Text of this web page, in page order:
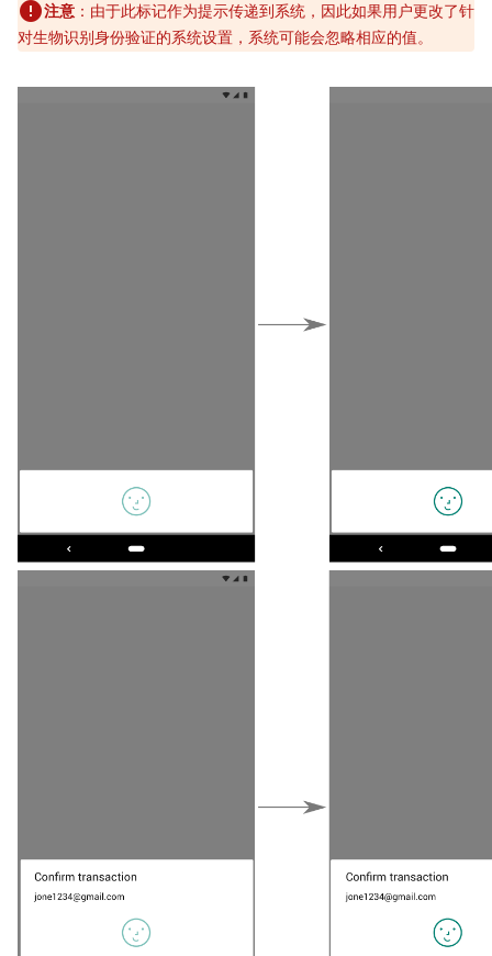
注意 ：由于此标记作为提示传递到系统，因此如果用户更改了针
对生物识别身份验证的系统设置，系统可能会忽略相应的值。